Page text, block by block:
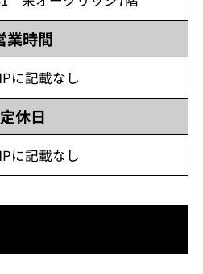
業時間
に記載なし
定休日
に記載なし